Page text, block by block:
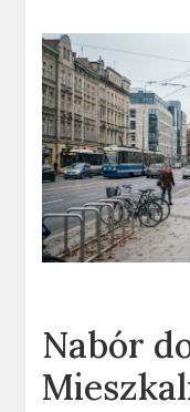
Nabór